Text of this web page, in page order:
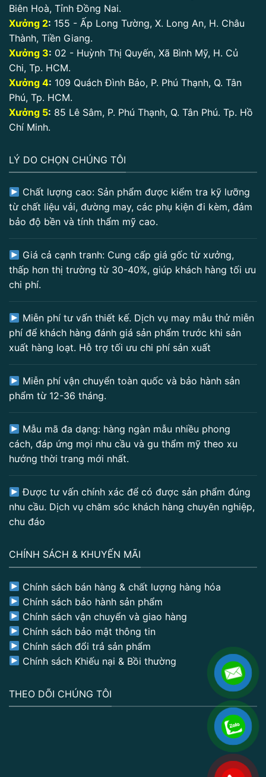
Biên Hoà, Tỉnh Đồng Nai.
Xưởng 2: 155 - Ấp Long Tường, X. Long An, H. Châu
Thành, Tiền Giang.
Xưởng 3: 02 - Huỳnh Thị Quyến, Xã Bình Mỹ, H. Củ
Chi, Tp. HCM.
Xưởng 4: 109 Quách Đình Bảo, P. Phú Thạnh, Q. Tân
Phú, Tp. HCM.
Xưởng 5: 85 Lê Sâm, P. Phú Thạnh, Q. Tân Phú. Tp. Hồ
Chí Minh.
LÝ DO CHỌN CHÚNG TÔI
Chất lượng cao: Sản phẩm được kiểm tra kỹ lưỡng
từ chất liệu vải, đường may, các phụ kiện đi kèm, đảm
bảo độ bền và tính thẩm mỹ cao.
Giá cả cạnh tranh: Cung cấp giá gốc từ xưởng,
thấp hơn thị trường từ 30-40%, giúp khách hàng tối ưu
chi phí.
Miễn phí tư vấn thiết kế. Dịch vụ may mẫu thử miễn
phí để khách hàng đánh giá sản phẩm trước khi sản
xuất hàng loạt. Hỗ trợ tối ưu chi phí sản xuất
Miễn phí vận chuyển toàn quốc và bảo hành sản
phẩm từ 12-36 tháng.
Mẫu mã đa dạng: hàng ngàn mẫu nhiều phong
cách, đáp ứng mọi nhu cầu và gu thẩm mỹ theo xu
hướng thời trang mới nhất.
Được tư vấn chính xác để có được sản phẩm đúng
nhu cầu. Dịch vụ chăm sóc khách hàng chuyên nghiệp,
chu đáo
CHÍNH SÁCH & KHUYẾN MÃI
Chính sách bán hàng & chất lượng hàng hóa
Chính sách bảo hành sản phẩm
Chính sách vận chuyển và giao hàng
Chính sách bảo mật thông tin
Chính sách đổi trả sản phẩm
Chính sách Khiếu nại & Bồi thường
THEO DÕI CHÚNG TÔI